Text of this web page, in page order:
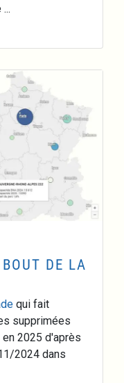
DE LA
qui fait
supprimées
2025 d'après
2024 dans